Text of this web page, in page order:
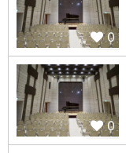
0
0